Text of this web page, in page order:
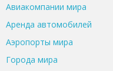
Авиакомпании мира
Аренда автомобилей
Аэропорты мира
Города мира